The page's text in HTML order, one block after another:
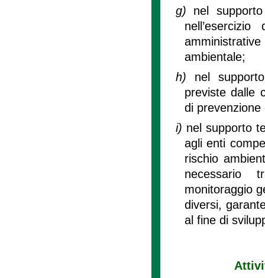
g) nel
ambientale;
h) nel
previste dalle
di
i) nel supporto
agli enti
rischio
necessario
monitoraggio
diversi,
al fine di